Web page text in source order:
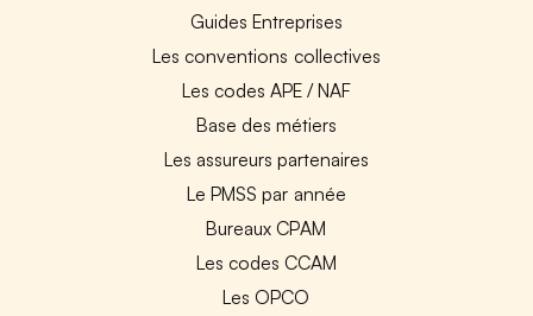
Guides Entreprises
Les conventions collectives
Les codes APE / NAF
Base des métiers
Les assureurs partenaires
Le PMSS par année
Bureaux CPAM
Les codes CCAM
Les OPCO